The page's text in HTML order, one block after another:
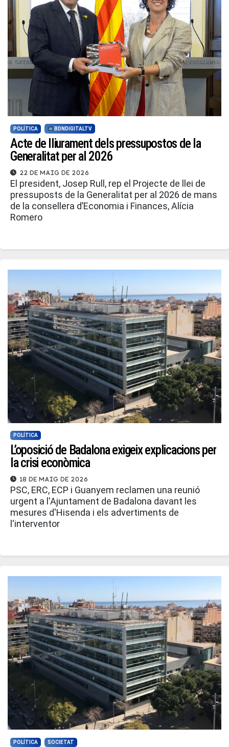
POLÍTICA BDNDIGITALTV
Acte de lliurament dels pressupostos de la
Generalitat per al 2026
22 de maig de 2026
El president, Josep Rull, rep el Projecte de llei de
pressuposts de la Generalitat per al 2026 de mans
de la consellera d’Economia i Finances, Alícia
Romero
POLÍTICA
L’oposició de Badalona exigeix explicacions per
la crisi econòmica
18 de maig de 2026
PSC, ERC, ECP i Guanyem reclamen una reunió
urgent a l'Ajuntament de Badalona davant les
mesures d'Hisenda i els advertiments de
l'interventor
POLÍTICA SOCIETAT